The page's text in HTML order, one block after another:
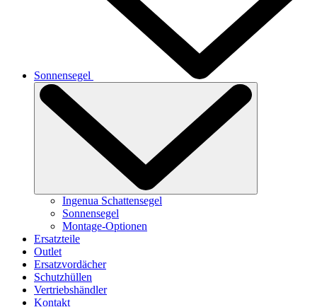
Sonnensegel
Ingenua Schattensegel
Sonnensegel
Montage-Optionen
Ersatzteile
Outlet
Ersatzvordächer
Schutzhüllen
Vertriebshändler
Kontakt